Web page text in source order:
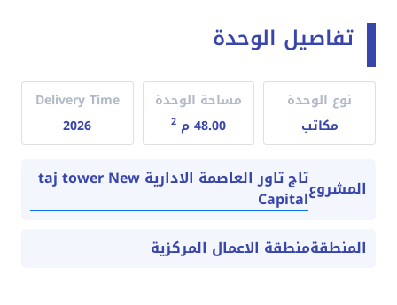
تفاصيل الوحدة
نوع الوحدة
مكاتب
مساحة الوحدة
48.00 م
2
Delivery Time
2026
المشروع تاج تاور العاصمة الادارية taj tower New
Capital
المنطقةمنطقة الاعمال المركزية